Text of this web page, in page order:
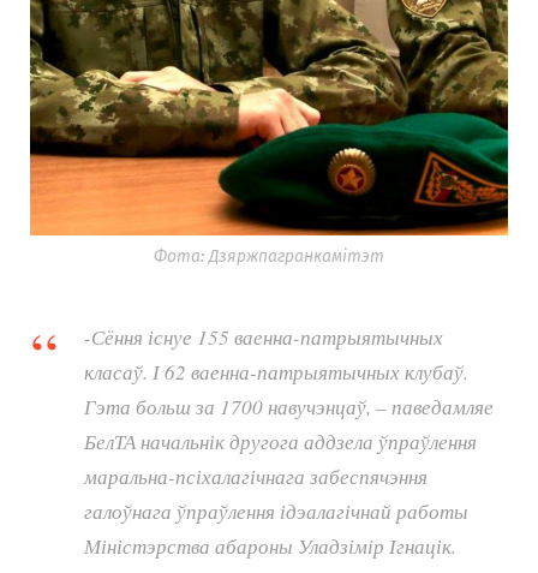
Фота: Дзяржпагранкамітэт
-Сёння існуе 155 ваенна-патрыятычных
класаў. І 62 ваенна-патрыятычных клубаў.
Гэта больш за 1700 навучэнцаў, – паведамляе
БелТА начальнік другога аддзела ўпраўлення
маральна-псіхалагічнага забеспячэння
галоўнага ўпраўлення ідэалагічнай работы
Міністэрства абароны Уладзімір Ігнацік.